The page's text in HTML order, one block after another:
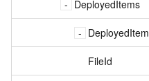
DeployedItems
DeployedItem
FileId